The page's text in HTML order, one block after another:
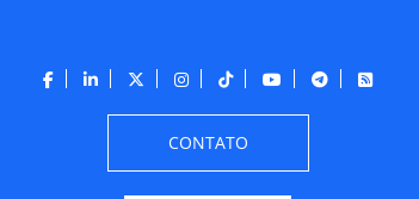
CONTATO